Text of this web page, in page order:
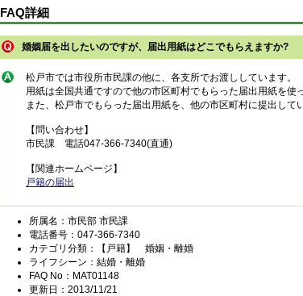
FAQ詳細
婚姻届を出したいのですが、届出用紙はどこでもらえますか?
松戸市では市役所市民課の他に、各支所でお渡ししています。
用紙は全国共通ですので他の市区町村でもらった届出用紙を
また、松戸市でもらった届出用紙を、他の市区町村に提出して
【問い合わせ】
市民課 電話047-366-7340(直通)
【関連ホームページ】
戸籍の届出
所属名：市民部 市民課
電話番号：047-366-7340
カテゴリ分類：【戸籍】 婚姻・離婚
ライフシーン：結婚・離婚
FAQ No：MAT01148
更新日：2013/11/21